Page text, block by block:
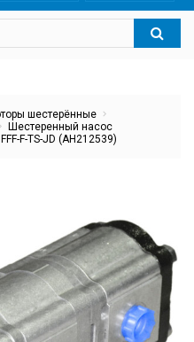
шестерённые
Шестеренный насос
F-TS-JD (AH212539)